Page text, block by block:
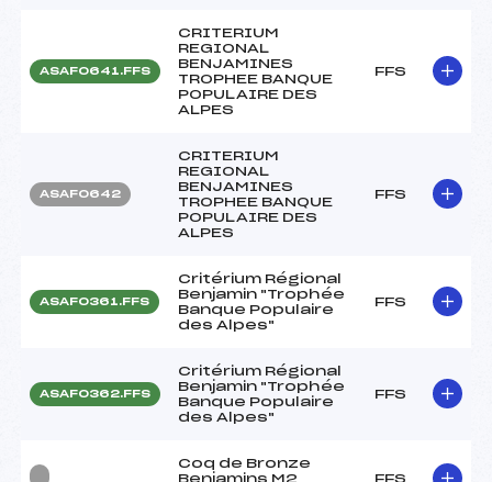
ASAF0641.FFS
CRITERIUM
REGIONAL
BENJAMINES
TROPHEE BANQUE
POPULAIRE DES
ALPES
FFS
ASAF0642
CRITERIUM
REGIONAL
BENJAMINES
TROPHEE BANQUE
POPULAIRE DES
ALPES
FFS
ASAF0361.FFS
Critérium Régional
Benjamin "Trophée
Banque Populaire
des Alpes"
FFS
ASAF0362.FFS
Critérium Régional
Benjamin "Trophée
Banque Populaire
des Alpes"
FFS
Coq de Bronze
Benjamins M2
FFS